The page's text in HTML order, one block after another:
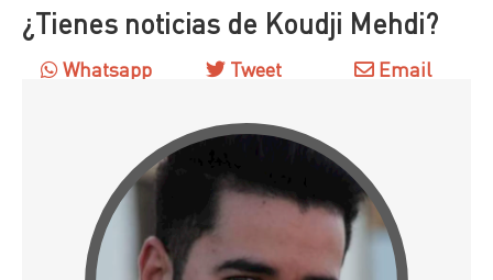
¿Tienes noticias de Koudji Mehdi?
Whatsapp Tweet Email